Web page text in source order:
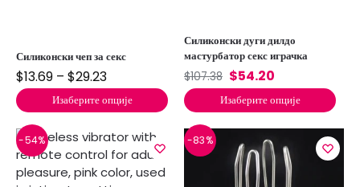
Силиконски чеп за секс
$13.69 – $29.23
Изаберите опције
Силиконски дуги дилдо
мастурбатор секс играчка
$107.38 $54.20
Изаберите опције
-54% -83%